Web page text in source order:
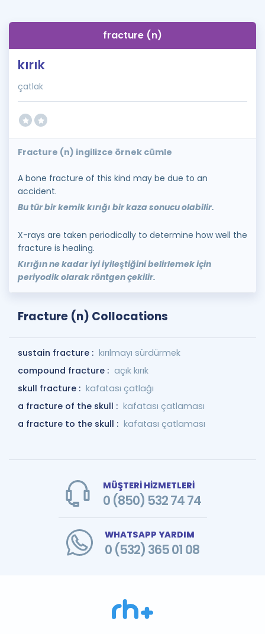
fracture (n)
kırık
çatlak
Fracture (n) ingilizce örnek cümle
A bone fracture of this kind may be due to an
accident.
Bu tür bir kemik kırığı bir kaza sonucu olabilir.
X-rays are taken periodically to determine how well the
fracture is healing.
Kırığın ne kadar iyi iyileştiğini belirlemek için
periyodik olarak röntgen çekilir.
Fracture (n) Collocations
sustain fracture : kırılmayı sürdürmek
compound fracture : açık kırık
skull fracture : kafatası çatlağı
a fracture of the skull : kafatası çatlaması
a fracture to the skull : kafatası çatlaması
MÜŞTERİ HİZMETLERİ
0 (850) 532 74 74
WHATSAPP YARDIM
0 (532) 365 01 08